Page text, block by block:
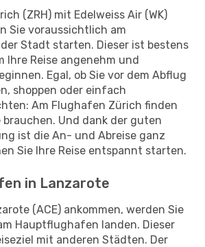
(ZRH) mit Edelweiss Air (WK)
Sie voraussichtlich am
Stadt starten. Dieser ist bestens
Ihre Reise angenehm und
Egal, ob Sie vor dem Abflug
shoppen oder einfach
Am Flughafen Zürich finden
brauchen. Und dank der guten
ist die An- und Abreise ganz
Sie Ihre Reise entspannt starten.
in Lanzarote
(ACE) ankommen, werden Sie
Hauptflughafen landen. Dieser
mit anderen Städten. Der